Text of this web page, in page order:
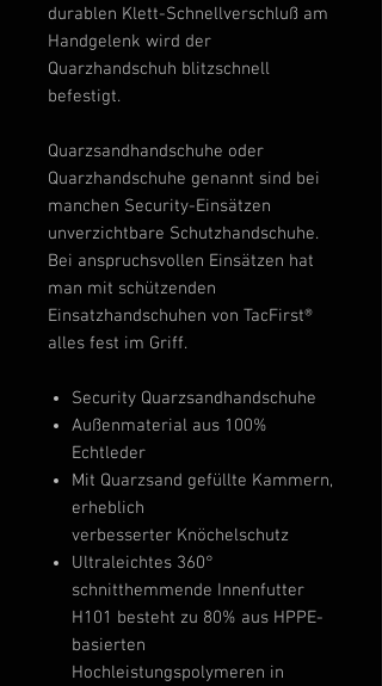
durablen Klett-Schnellverschluß am
Handgelenk wird der
Quarzhandschuh blitzschnell
befestigt.
Quarzsandhandschuhe oder
Quarzhandschuhe genannt sind bei
manchen Security-Einsätzen
unverzichtbare Schutzhandschuhe.
Bei anspruchsvollen Einsätzen hat
man mit schützenden
Einsatzhandschuhen von TacFirst®
alles fest im Griff.
Security Quarzsandhandschuhe
Außenmaterial aus 100%
Echtleder
Mit Quarzsand gefüllte Kammern,
erheblich
verbesserter Knöchelschutz
Ultraleichtes 360°
schnitthemmende Innenfutter
H101 besteht zu 80% aus HPPE-
basierten
Hochleistungspolymeren in